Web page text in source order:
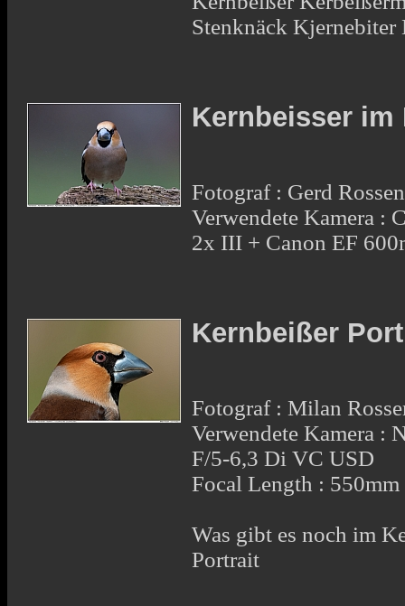
Stenknäck Kjernebiter
Kernbeisser im
Fotograf : Gerd Rossen
Verwendete Kamera :
2x III + Canon EF
Kernbeißer
Fotograf : Milan
Verwendete Kamera :
F/5-6,3 Di VC USD
Focal Length : 550mm
Was gibt es noch im
Portrait